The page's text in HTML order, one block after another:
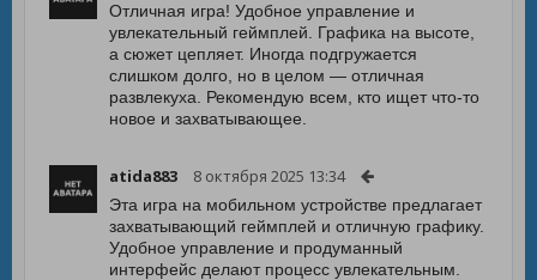
Отличная игра! Удобное управление и
увлекательный геймплей. Графика на высоте,
а сюжет цепляет. Иногда подгружается
слишком долго, но в целом — отличная
развлекуха. Рекомендую всем, кто ищет что-то
новое и захватывающее.
atida883 8 октября 2025 13:34
Эта игра на мобильном устройстве предлагает
захватывающий геймплей и отличную графику.
Удобное управление и продуманный
интерфейс делают процесс увлекательным.